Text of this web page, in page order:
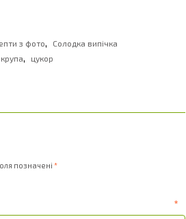
з фото,
Солодка випічка
, цукор
позначені *
*